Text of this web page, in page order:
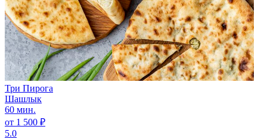
Три Пирога
Шашлык
60 мин.
от 1 500 ₽
5.0